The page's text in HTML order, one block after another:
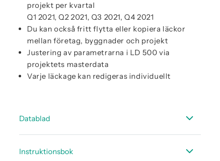
projekt per kvartal
Q1 2021, Q2 2021, Q3 2021, Q4 2021
Du kan också fritt flytta eller kopiera läckor
mellan företag, byggnader och projekt
Justering av parametrarna i LD 500 via
projektets masterdata
Varje läckage kan redigeras individuellt
Datablad
Molnlösning
Instruktionsbok